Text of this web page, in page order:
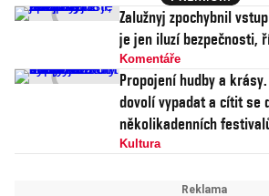
Zalužnyj zpochybnil vstup
je jen iluzí bezpečnosti,
Komentáře
Propojení hudby a
dovolí vypadat a cítit se
několikadenních
Kultura